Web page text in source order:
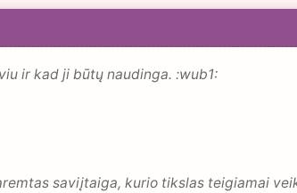
ir kad ji būtų naudinga. :wub1:
saviįtaiga, kurio tikslas teigiamai